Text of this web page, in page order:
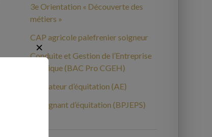
3e Orientation « Découverte des
métiers »
CAP agricole palefrenier soigneur
Conduite et Gestion de l’Entreprise
Hippique (BAC Pro CGEH)
Animateur d’équitation (AE)
Enseignant d’équitation (BPJEPS)
✕